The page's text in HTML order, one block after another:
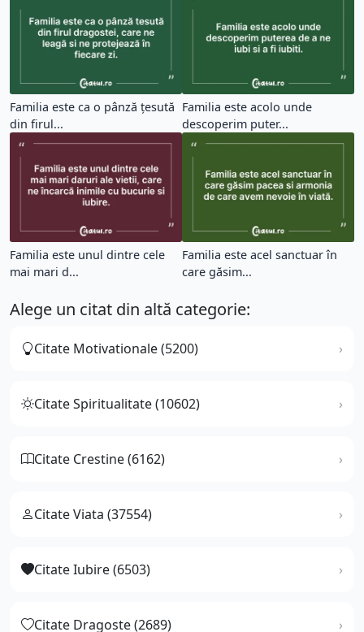
Familia este ca o pânză țesută
din firul...
Familia este acolo unde
descoperim puter...
Familia este unul dintre cele
mai mari d...
Familia este acel sanctuar în
care găsim...
Alege un citat din altă categorie:
Citate Motivationale (5200)
Citate Spiritualitate (10602)
Citate Crestine (6162)
Citate Viata (37554)
Citate Iubire (6503)
Citate Dragoste (2689)